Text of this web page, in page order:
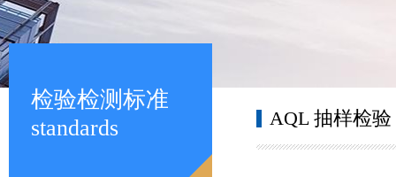
检验检测标准
standards
AQL 抽样检验